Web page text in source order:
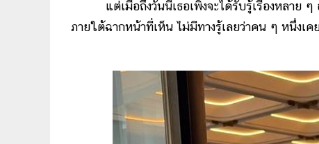
แต่เมื่อถึงวันนี้เธอเพิ่งจะได้รับรู้เรื่องหลาย ๆ
ภายใต้ฉากหน้าที่เห็น ไม่มีทางรู้เลยว่าคน ๆ หนึ่งเคย